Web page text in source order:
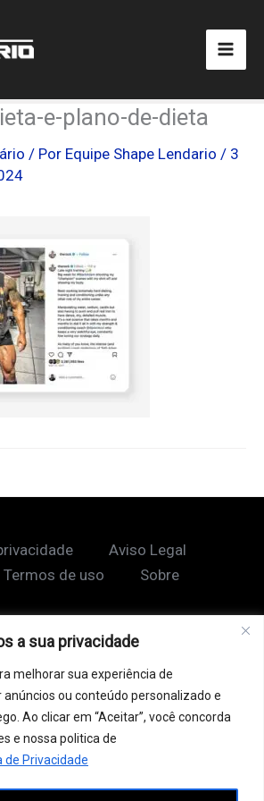
a sua privacidade
melhorar sua experiência de
anúncios ou conteúdo personalizado e
Ao clicar em “Aceitar”, você concorda
e nossa politica de
de Privacidade
e-plano-de-dieta
/ Por Equipe Shape Lendario / 3
Aviso Legal
Termos de uso Sobre
site, você concorda com nossos
e Política de Privacidade. Este site
patrocinados, incluindo do Google
afiliados. Podemos receber uma
feitas através desses links. o